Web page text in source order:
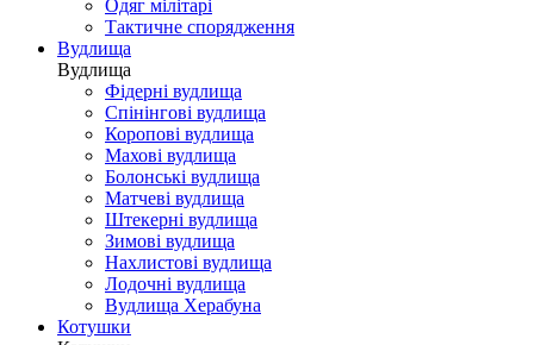
Одяг мілітарі
Тактичне спорядження
Вудлища
Вудлища
Фідерні вудлища
Спінінгові вудлища
Коропові вудлища
Махові вудлища
Болонські вудлища
Матчеві вудлища
Штекерні вудлища
Зимові вудлища
Нахлистові вудлища
Лодочні вудлища
Вудлища Херабуна
Котушки